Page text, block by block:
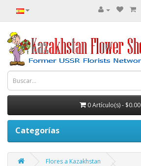
0 Artículo(s) - $0.00
Categorías
Flores a Kazakhstan